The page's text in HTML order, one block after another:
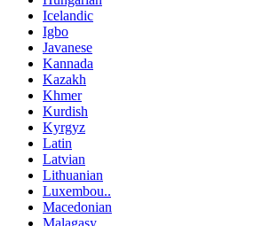
Icelandic
Igbo
Javanese
Kannada
Kazakh
Khmer
Kurdish
Kyrgyz
Latin
Latvian
Lithuanian
Luxembou..
Macedonian
Malagasy